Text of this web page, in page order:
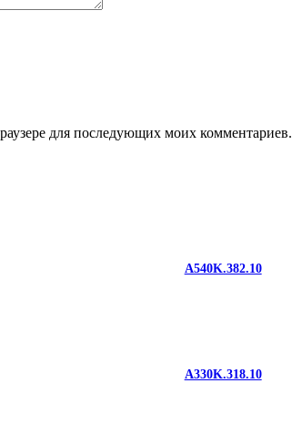
для последующих моих комментариев.
A540K.382.10
A330K.318.10